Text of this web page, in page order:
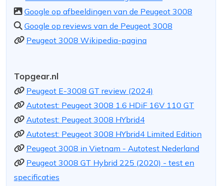
Google op afbeeldingen van de Peugeot 3008
Google op reviews van de Peugeot 3008
Peugeot 3008 Wikipedia-pagina
Topgear.nl
Peugeot E-3008 GT review (2024)
Autotest: Peugeot 3008 1.6 HDiF 16V 110 GT
Autotest: Peugeot 3008 HYbrid4
Autotest: Peugeot 3008 HYbrid4 Limited Edition
Peugeot 3008 in Vietnam - Autotest Nederland
Peugeot 3008 GT Hybrid 225 (2020) - test en
specificaties